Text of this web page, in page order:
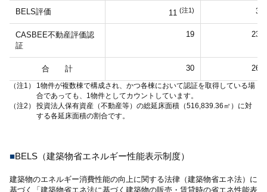
BELS評価 11 (注1)
CASBEE不動産評価認
証
19
合 計 30
（注1）
1物件が複数棟で構成され、かつ各棟において認証を取得している場
合であっても、1物件としてカウントしています。
（注2）
投資法人保有資産（不動産等）の総延床面積（516,839.36㎡）に対
する各延床面積の割合です。
■BELS（建築物省エネルギー性能表示制度）
建築物のエネルギー消費性能の向上に関する法律（建築物省エネ法）に
基づく「建築物省エネ法に基づく建築物の販売・賃貸時の省エネ性能表